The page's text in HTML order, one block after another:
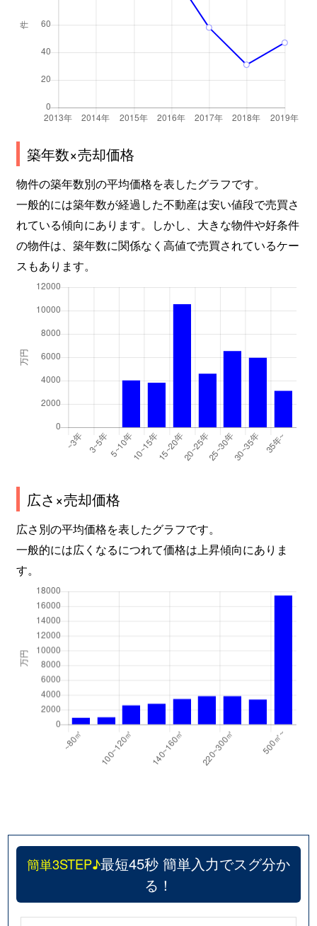
築年数×売却価格
物件の築年数別の平均価格を表したグラフです。
一般的には築年数が経過した不動産は安い値段で売買さ
れている傾向にあります。しかし、大きな物件や好条件
の物件は、築年数に関係なく高値で売買されているケー
スもあります。
広さ×売却価格
広さ別の平均価格を表したグラフです。
一般的には広くなるにつれて価格は上昇傾向にありま
す。
簡単3STEP♪最短45秒 簡単入力でスグ分か
る！